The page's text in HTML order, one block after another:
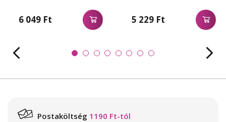
6 049 Ft 5 229 Ft
Postaköltség 1190 Ft-tól